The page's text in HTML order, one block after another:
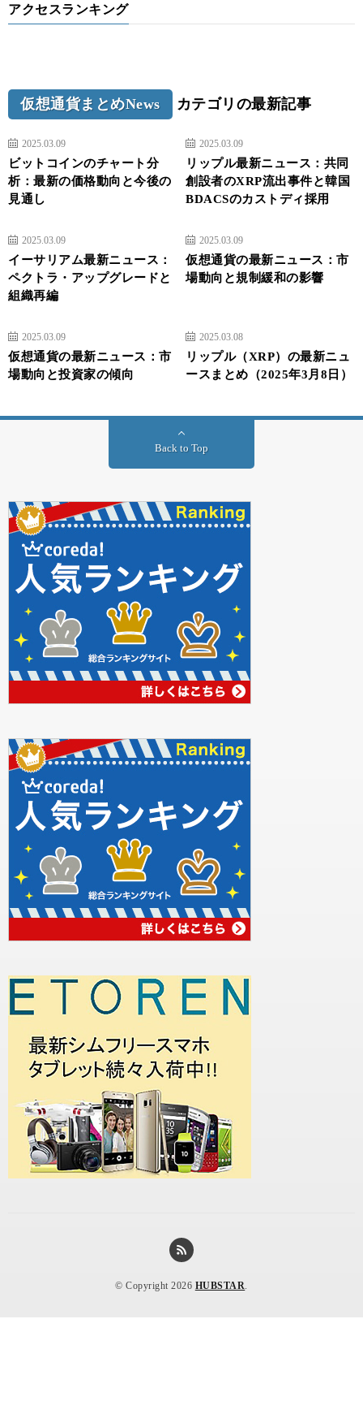
アクセスランキング
仮想通貨まとめNews カテゴリの最新記事
2025.03.09
ビットコインのチャート分
析：最新の価格動向と今後の
見通し
2025.03.09
リップル最新ニュース：共同
創設者のXRP流出事件と韓国
BDACSのカストディ採用
2025.03.09
イーサリアム最新ニュース：
ペクトラ・アップグレードと
組織再編
2025.03.09
仮想通貨の最新ニュース：市
場動向と規制緩和の影響
2025.03.09
仮想通貨の最新ニュース：市
場動向と投資家の傾向
2025.03.08
リップル（XRP）の最新ニュ
ースまとめ（2025年3月8日）
Back to Top
© Copyright 2026 HUBSTAR.